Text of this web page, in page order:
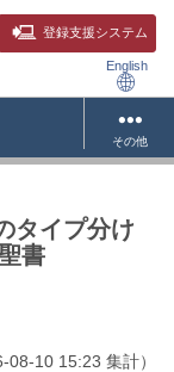
登録支援システム
English
その他
タイプ分け
書
08-10 15:23 集計）